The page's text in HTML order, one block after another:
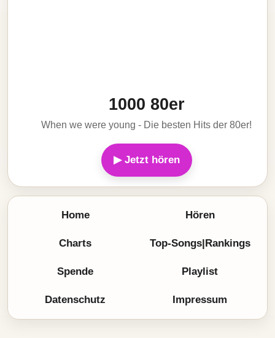
1000 80er
When we were young - Die besten Hits der 80er!
▶ Jetzt hören
Home Hören
Charts Top-Songs|Rankings
Spende Playlist
Datenschutz Impressum